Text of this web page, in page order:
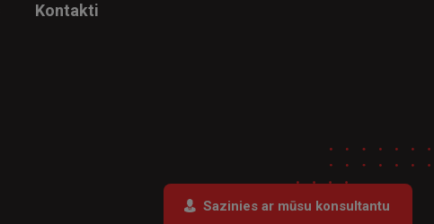
Sazinies ar mūsu konsultantu
Kontakti